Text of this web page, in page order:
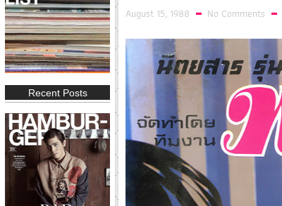
Recent Posts
August 15, 1988 No Comments
IN Magazine 197
Click
IN Magazine 194
Click
FHM